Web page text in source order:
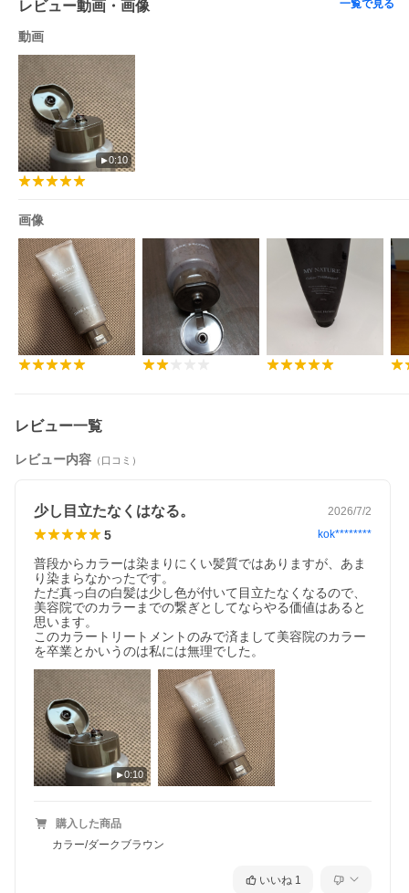
レビュー動画・画像 一覧で見る
動画
0:10
画像
レビュー一覧
レビュー内容 （口コミ）
少し目立たなくはなる。 2026/7/2
5 kok********
普段からカラーは染まりにくい髪質ではありますが、あま
り染まらなかったです。
ただ真っ白の白髪は少し色が付いて目立たなくなるので、
美容院でのカラーまでの繋ぎとしてならやる価値はあると
思います。
このカラートリートメントのみで済まして美容院のカラー
を卒業とかいうのは私には無理でした。
0:10
購入した商品
カラー/ダークブラウン
いいね 1